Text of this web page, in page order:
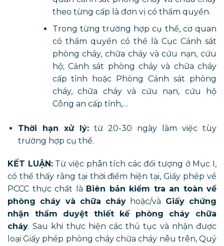
theo từng cấp là đơn vị có thẩm quyền.
Trong từng trường hợp cụ thể, cơ quan
có thẩm quyền có thể là Cục Cảnh sát
phòng cháy, chữa cháy và cứu nạn, cứu
hộ; Cảnh sát phòng cháy và chữa cháy
cấp tỉnh hoặc Phòng Cảnh sát phòng
cháy, chữa cháy và cứu nạn, cứu hộ
Công an cấp tỉnh,…
​​​​​Thời hạn xử lý:từ 20-30 ngày làm việc tùy
trường hợp cụ thể.
KẾT LUẬN:Từ việc phân tích các đối tượng ở Mục I,
có thể thấy rằng tại thời điểm hiện tại, Giấy phép về
PCCC thực chất là Biên bản kiểm tra an toàn về
phòng cháy và chữa cháy hoặc/và Giấy chứng
nhận thẩm duyệt thiết kế phòng cháy chữa
cháy. Sau khi thực hiện các thủ tục và nhận được
loại Giấy phép phòng cháy chữa cháy nêu trên, Quý